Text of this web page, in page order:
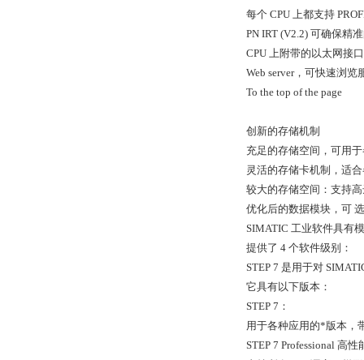
每个 CPU 上都支持
PN IRT (V2.2) 可确保精
CPU 上附带的以太网接
Web server，可快速浏览
To the top of the page
创新的存储机制
充足的存储空间，可用
灵活的存储卡机制，适
较大的存储空间：支持
优化后的数据模块，可
SIMATIC 工业软件具有
提供了 4 个软件级别：
STEP 7 是用于对
它具有以下版本：
STEP 7：
用于各种应用的*版本，
STEP 7 Professional 高